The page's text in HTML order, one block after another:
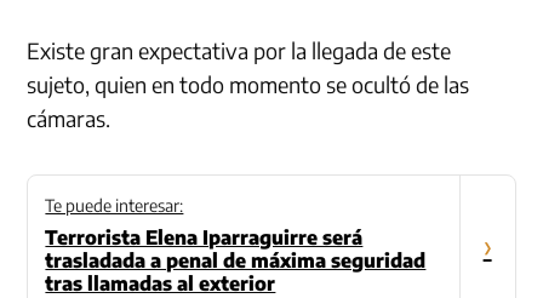
Existe gran expectativa por la llegada de este
sujeto, quien en todo momento se ocultó de las
cámaras.
Te puede interesar:
Terrorista Elena Iparraguirre será
trasladada a penal de máxima seguridad
tras llamadas al exterior
›